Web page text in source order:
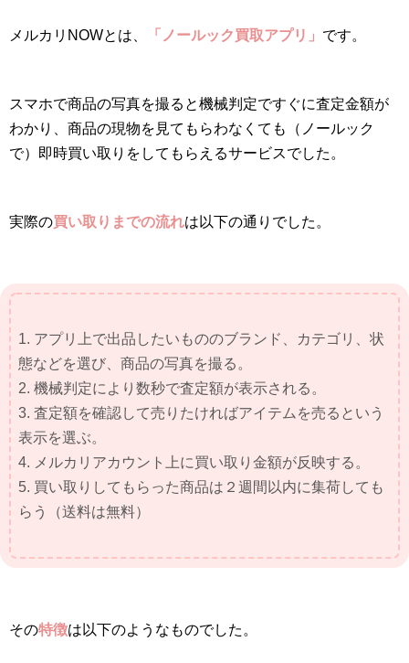
メルカリNOWとは、 「ノールック買取アプリ」 です。
スマホで商品の写真を撮ると機械判定ですぐに査定金額が
わかり、商品の現物を見てもらわなくても（ノールック
で）即時買い取りをしてもらえるサービスでした。
実際の買い取りまでの流れは以下の通りでした。
1. アプリ上で出品したいもののブランド、カテゴリ、状
態などを選び、商品の写真を撮る。
2. 機械判定により数秒で査定額が表示される。
3. 査定額を確認して売りたければアイテムを売るという
表示を選ぶ。
4. メルカリアカウント上に買い取り金額が反映する。
5. 買い取りしてもらった商品は２週間以内に集荷しても
らう（送料は無料）
その特徴は以下のようなものでした。